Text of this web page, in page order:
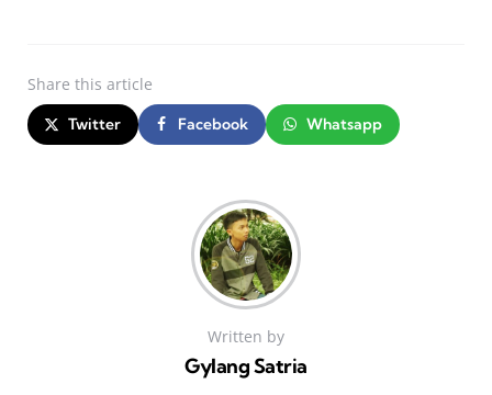
Share this article
Twitter Facebook Whatsapp
Written by
Gylang Satria